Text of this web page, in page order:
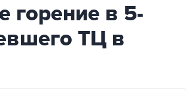
горение в 5-
ТЦ в